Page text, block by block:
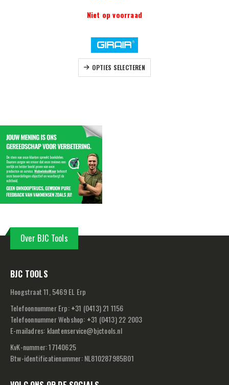
Niet op voorraad
OPTIES SELECTEREN
Dit product heeft meerdere variaties. Deze optie kan gekozen worden op de productpagina
Over BJC Tools
BJC TOOLS
Hoogstraat 11, 5469 EL Erp
Telefoonnummer Erp:+31 (0413) 21 1156
Telefoonnummer Webshop: +31 (0413) 22 2003
E-mailadres: klantenservice@bjctools.nl
KvK-nummer: 17140625
Btw-identificatienummer: NL810287985B01